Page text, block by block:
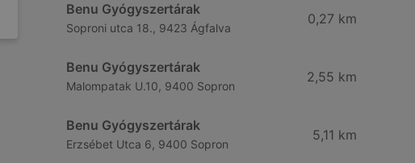
Benu Gyógyszertárak
Soproni utca 18., 9423 Ágfalva
0,27 km
Benu Gyógyszertárak
Malompatak U.10, 9400 Sopron
2,55 km
Benu Gyógyszertárak
Erzsébet Utca 6, 9400 Sopron
5,11 km